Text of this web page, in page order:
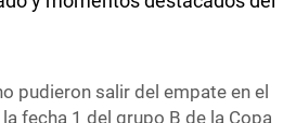
pudieron salir del empate en el
fecha 1 del grupo B de la Copa